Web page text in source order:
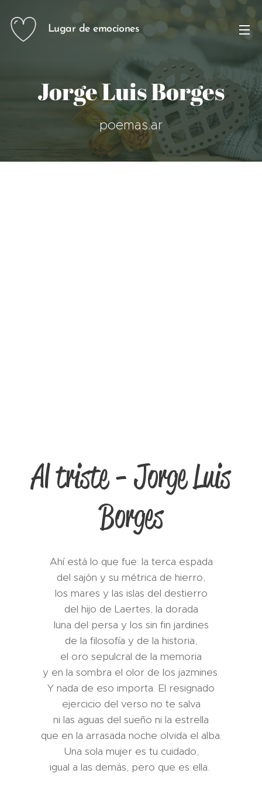
Lugar de emociones
Jorge Luis Borges
poemas.ar
Al triste - Jorge Luis
Borges
Ahí está lo que fue: la terca espada
del sajón y su métrica de hierro,
los mares y las islas del destierro
del hijo de Laertes, la dorada
luna del persa y los sin fin jardines
de la filosofía y de la historia,
el oro sepulcral de la memoria
y en la sombra el olor de los jazmines.
Y nada de eso importa. El resignado
ejercicio del verso no te salva
ni las aguas del sueño ni la estrella
que en la arrasada noche olvida el alba.
Una sola mujer es tu cuidado,
igual a las demás, pero que es ella.